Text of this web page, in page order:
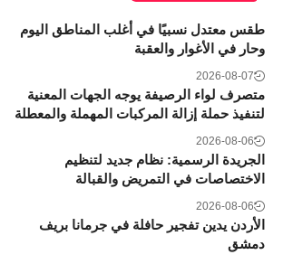
طقس معتدل نسبيًا في أغلب المناطق اليوم
وحار في الأغوار والعقبة
2026-08-07
متصرف لواء الرصيفة يوجه الجهات المعنية
لتنفيذ حملة إزالة المركبات المهملة والمعطلة
2026-08-06
الجريدة الرسمية: نظام جديد لتنظيم
الاختصاصات في التمريض والقبالة
2026-08-06
الأردن يدين تفجير حافلة في جرمانا بريف
دمشق